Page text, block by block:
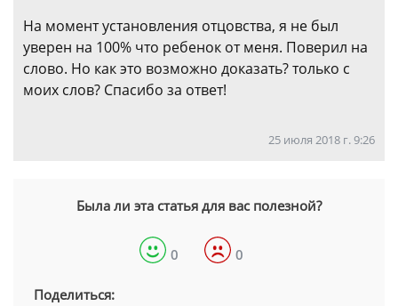
На момент установления отцовства, я не был
уверен на 100% что ребенок от меня. Поверил на
слово. Но как это возможно доказать? только с
моих слов? Спасибо за ответ!
25 июля 2018 г. 9:26
Была ли эта статья для вас полезной?
0 0
Поделиться: